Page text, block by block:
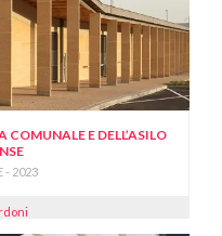
E DELL’ASILO
- 2023